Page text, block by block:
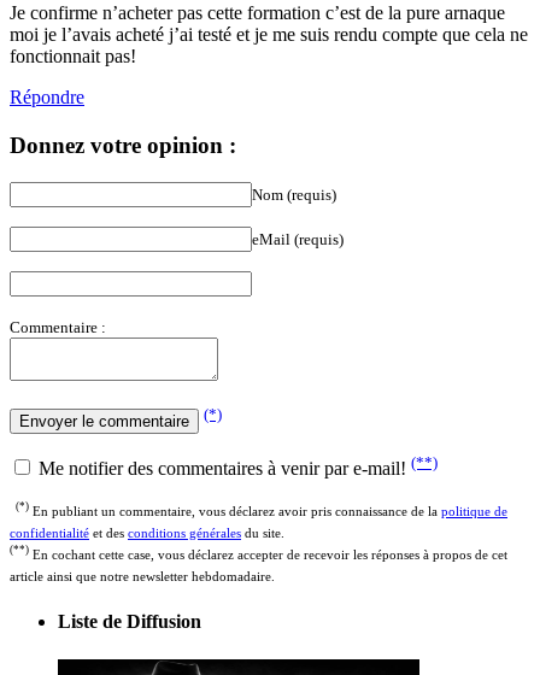
Je confirme n’acheter pas cette formation c’est de la pure arnaque
moi je l’avais acheté j’ai testé et je me suis rendu compte que cela ne
fonctionnait pas!
Répondre
Donnez votre opinion :
Nom (requis)
eMail (requis)
Commentaire :
(*)
Me notifier des commentaires à venir par e-mail! (**)
(*) En publiant un commentaire, vous déclarez avoir pris connaissance de la politique de
confidentialité et des conditions générales du site.
(**) En cochant cette case, vous déclarez accepter de recevoir les réponses à propos de cet
article ainsi que notre newsletter hebdomadaire.
Liste de Diffusion